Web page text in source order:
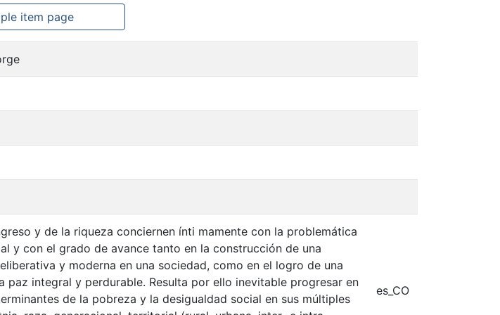
item page
y de la riqueza conciernen ínti mamente con la problemática
y con el grado de avance tanto en la construcción de una
y moderna en una sociedad, como en el logro de una
paz integral y perdurable. Resulta por ello inevitable progresar en
de la pobreza y la desigualdad social en sus múltiples
es_CO